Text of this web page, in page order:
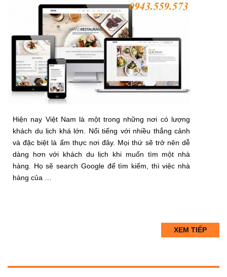
Hiện nay Việt Nam là một trong những nơi có lượng
khách du lịch khá lớn. Nổi tiếng với nhiều thắng cảnh
và đặc biệt là ẩm thực nơi đây. Mọi thứ sẽ trở nên dễ
dàng hơn với khách du lịch khi muốn tìm một nhà
hàng. Họ sẽ search Google để tìm kiếm, thì việc nhà
hàng của …
XEM TIẾP